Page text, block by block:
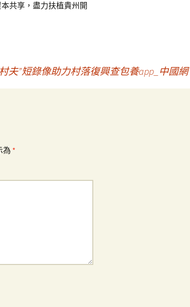
共享，盡力扶植貴州開
夫”短錄像助力村落復興查包養app_中國網
為 *